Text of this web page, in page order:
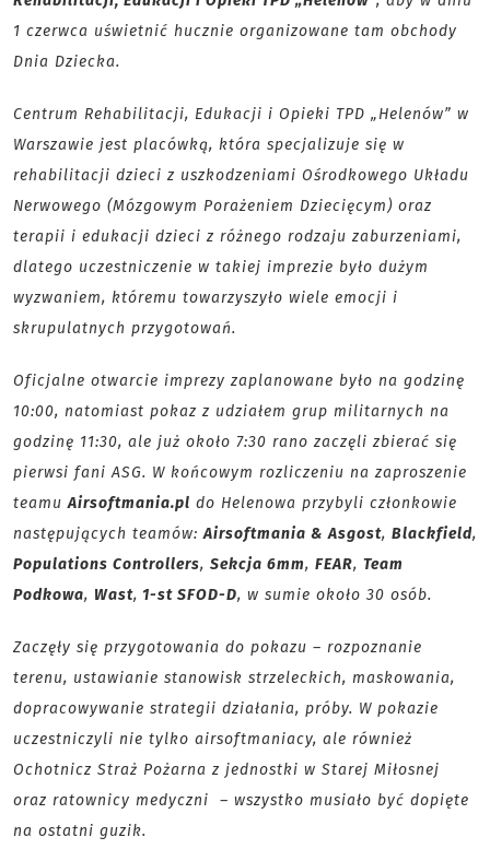
1 czerwca uświetnić hucznie organizowane tam obchody
Dnia Dziecka.
Centrum Rehabilitacji, Edukacji i Opieki TPD „Helenów” w
Warszawie jest placówką, która specjalizuje się w
rehabilitacji dzieci z uszkodzeniami Ośrodkowego Układu
Nerwowego (Mózgowym Porażeniem Dziecięcym) oraz
terapii i edukacji dzieci z różnego rodzaju zaburzeniami,
dlatego uczestniczenie w takiej imprezie było dużym
wyzwaniem, któremu towarzyszyło wiele emocji i
skrupulatnych przygotowań.
Oficjalne otwarcie imprezy zaplanowane było na godzinę
10:00, natomiast pokaz z udziałem grup militarnych na
godzinę 11:30, ale już około 7:30 rano zaczęli zbierać się
pierwsi fani ASG. W końcowym rozliczeniu na zaproszenie
teamuAirsoftmania.pl do Helenowa przybyli członkowie
następujących teamów:Airsoftmania & Asgost, Blackfield,
Populations Controllers, Sekcja 6mm, FEAR, Team
Podkowa, Wast, 1-st SFOD-D, w sumie około 30 osób.
Zaczęły się przygotowania do pokazu – rozpoznanie
terenu, ustawianie stanowisk strzeleckich, maskowania,
dopracowywanie strategii działania, próby. W pokazie
uczestniczyli nie tylko airsoftmaniacy, ale również
Ochotnicz Straż Pożarna z jednostki w Starej Miłosnej
oraz ratownicy medyczni – wszystko musiało być dopięte
na ostatni guzik.